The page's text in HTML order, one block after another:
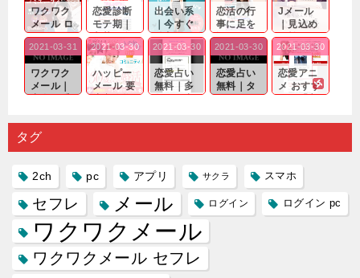
ワクワク
メール ロ
グイン pc
｜心の底
から真
剣...
恋愛診断
モテ期｜
老若男女
問わ
ず…。
出会い系
｜今すぐ
仲良くな
れる相手
探しをし
たいと...
恋活の行
事に足を
運んでも
出会いの
チャンス
が訪れ...
Jメール
｜見込め
る効果が
確実なも
のであっ
ても…...
ワクワク
メール｜
り会った
人に軽...
2021-03-31
ハッピー
メール 要
するので
2021-03-30
恋愛占い
無料｜多
プリの内
2021-03-30
恋愛占い
無料｜タ
る人に恋
2021-03-30
恋愛アニ
メ おすす
雑で素人
2021-03-30
タグ
2ch pc アプリ サクラ スマホ
セフレ メール ログイン ログイン pc
ワクワクメール
ワクワクメール セフレ